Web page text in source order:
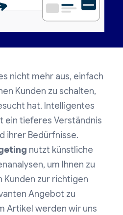
nicht mehr aus, einfach
Kunden zu schalten,
hat. Intelligentes
ein tieferes Verständnis
ihrer Bedürfnisse.
nutzt künstliche
um Ihnen zu
Kunden zur richtigen
Angebot zu
Artikel werden wir uns